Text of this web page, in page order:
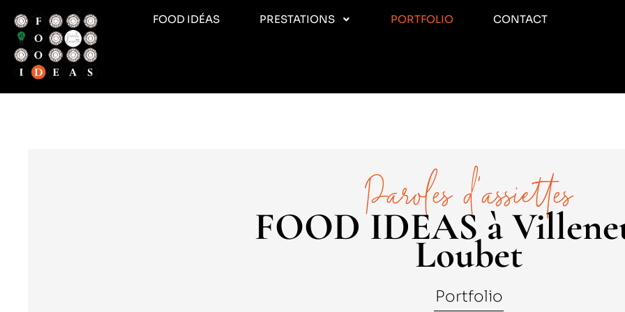
FOOD IDÉAS PRESTATIONS PORTFOLIO CONTACT
Paroles d’assiettes
FOOD IDEAS à
Loubet
Portfolio